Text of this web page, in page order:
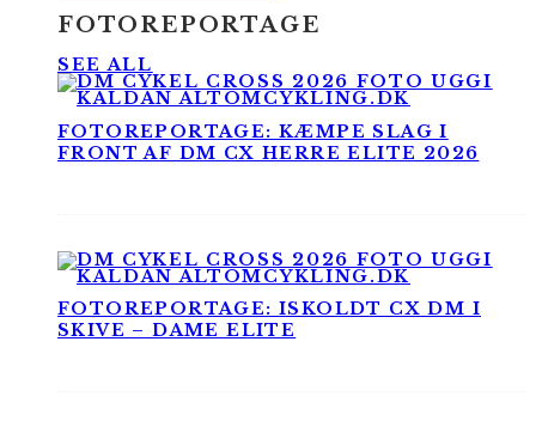
FOTOREPORTAGE
SEE ALL
FOTOREPORTAGE: KÆMPE SLAG I
FRONT AF DM CX HERRE ELITE 2026
FOTOREPORTAGE: ISKOLDT CX DM I
SKIVE – DAME ELITE